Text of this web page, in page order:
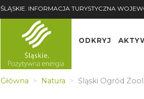
ŚLĄSKIE. INFORMACJA TURYSTYCZNA
ODKRYJ
Główna Natura Śląski Ogród